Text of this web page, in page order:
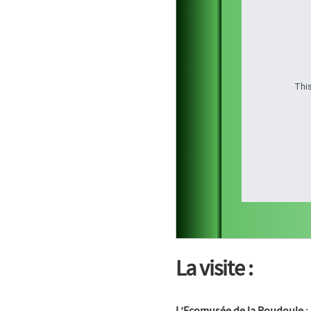
La visite :